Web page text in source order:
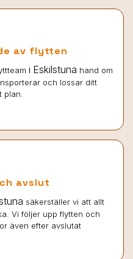
av flytten
i Eskilstuna hand om
och lossar ditt
avslut
säkerställer vi att allt
Vi följer upp flytten och
även efter avslutat